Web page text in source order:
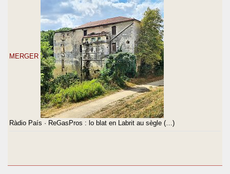
MERGER
Ràdio País · ReGasPros : lo blat en Labrit au sègle (…)